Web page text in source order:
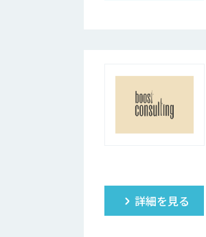
詳細を見る